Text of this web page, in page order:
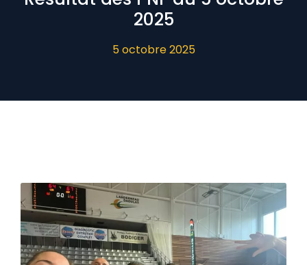
2025
5 octobre 2025